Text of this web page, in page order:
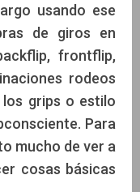
usando ese
de giros en
frontflip,
rodeos
grips o estilo
Para
mucho de ver a
cosas básicas